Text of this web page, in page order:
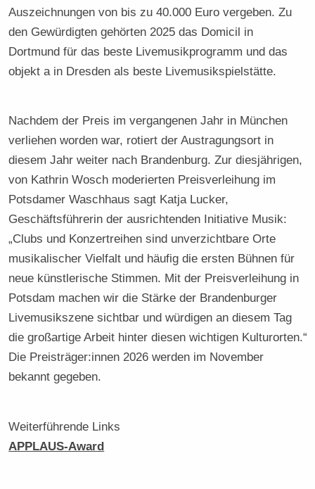
Auszeichnungen von bis zu 40.000 Euro vergeben. Zu
den Gewürdigten gehörten 2025 das Domicil in
Dortmund für das beste Livemusikprogramm und das
objekt a in Dresden als beste Livemusikspielstätte.
Nachdem der Preis im vergangenen Jahr in München
verliehen worden war, rotiert der Austragungsort in
diesem Jahr weiter nach Brandenburg. Zur diesjährigen,
von Kathrin Wosch moderierten Preisverleihung im
Potsdamer Waschhaus sagt Katja Lucker,
Geschäftsführerin der ausrichtenden Initiative Musik:
„Clubs und Konzertreihen sind unverzichtbare Orte
musikalischer Vielfalt und häufig die ersten Bühnen für
neue künstlerische Stimmen. Mit der Preisverleihung in
Potsdam machen wir die Stärke der Brandenburger
Livemusikszene sichtbar und würdigen an diesem Tag
die großartige Arbeit hinter diesen wichtigen Kulturorten.“
Die Preisträger:innen 2026 werden im November
bekannt gegeben.
Weiterführende Links
APPLAUS-Award